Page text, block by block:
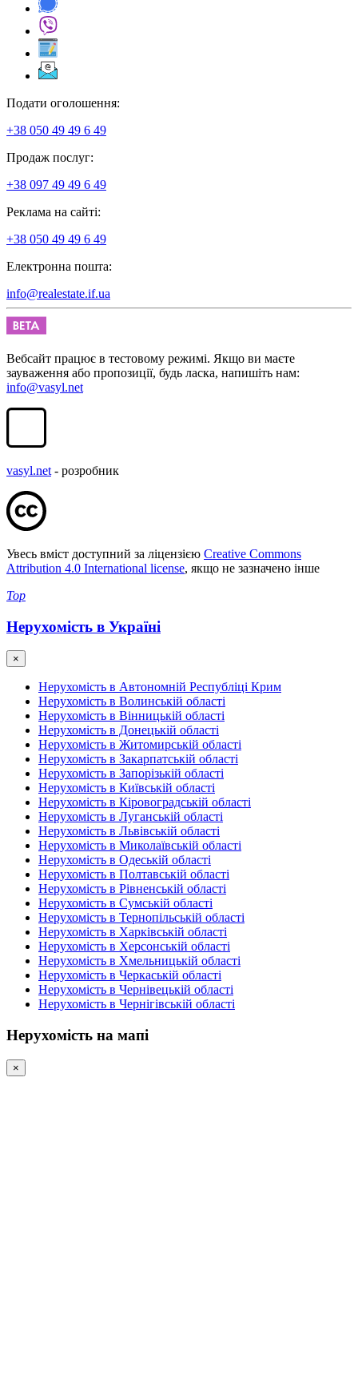
Подати оголошення:
+38 050 49 49 6 49
Продаж послуг:
+38 097 49 49 6 49
Реклама на сайті:
+38 050 49 49 6 49
Електронна пошта:
info@realestate.if.ua
Вебсайт працює в тестовому режимі. Якщо ви маєте
зауваження або пропозиції, будь ласка, напишіть нам:
info@vasyl.net
vasyl.net - розробник
Увесь вміст доступний за ліцензією Creative Commons
Attribution 4.0 International license, якщо не зазначено інше
Top
Нерухомість в Україні
×
Нерухомість в Автономній Республіці Крим
Нерухомість в Волинській області
Нерухомість в Вінницькій області
Нерухомість в Донецькій області
Нерухомість в Житомирській області
Нерухомість в Закарпатській області
Нерухомість в Запорізькій області
Нерухомість в Київській області
Нерухомість в Кіровоградській області
Нерухомість в Луганській області
Нерухомість в Львівській області
Нерухомість в Миколаївській області
Нерухомість в Одеській області
Нерухомість в Полтавській області
Нерухомість в Рівненській області
Нерухомість в Сумській області
Нерухомість в Тернопільській області
Нерухомість в Харківській області
Нерухомість в Херсонській області
Нерухомість в Хмельницькій області
Нерухомість в Черкаській області
Нерухомість в Чернівецькій області
Нерухомість в Чернігівській області
Нерухомість на мапі
×